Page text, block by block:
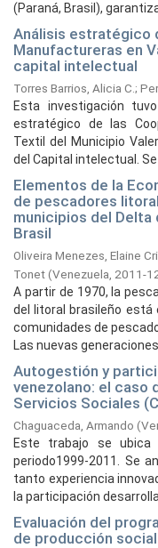
(Paraná, Brasil),
Análisis estratégico
Manufactureras en
capital intelectual
Torres Barrios, Alicia C. ;
Esta investigación
estratégico de las
Textil del Municipio
del Capital intelectual. Se
Elementos de la
de pescadores
municipios del Delta
Brasil
Oliveira Menezes, Elaine
Tonet(Venezuela, 2011-
A partir de 1970, la
del litoral brasileño está
comunidades de
Las nuevas generaciones
Autogestión y
venezolano: el caso
Servicios Sociales
Chaguaceda, Armando (
Este trabajo se
periodo1999-2011. Se
tanto experiencia
la participación
Evaluación del
de producción